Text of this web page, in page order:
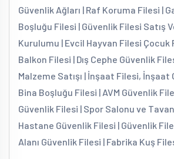
Güvenlik Ağları | Raf Koruma Filesi |
Boşluğu Filesi | Güvenlik Filesi Satış
Kurulumu | Evcil Hayvan Filesi Çocuk
Balkon Filesi | Dış Cephe Güvenlik
Malzeme Satışı | İnşaat Filesi, İnşaat
Bina Boşluğu Filesi | AVM Güvenlik
Güvenlik Filesi | Spor Salonu ve
Hastane Güvenlik Filesi | Güvenlik
Alanı Güvenlik Filesi | Fabrika Kuş